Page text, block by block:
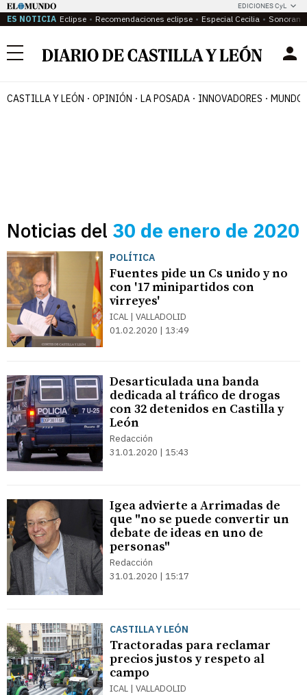
EDICIONES CyL
ES NOTICIA Eclipse Recomendaciones eclipse Especial Cecilia
Menú
CASTILLA Y LEÓN OPINIÓN LA POSADA INNOVADORES MUNDO
Noticias del 30 de enero de 2020
POLÍTICA
Fuentes pide un Cs unido y no
con '17 minipartidos con
virreyes'
ICAL | VALLADOLID
01.02.2020 | 13:49
Desarticulada una banda
dedicada al tráfico de drogas
con 32 detenidos en Castilla y
León
Redacción
31.01.2020 | 15:43
Igea advierte a Arrimadas de
que "no se puede convertir un
debate de ideas en uno de
personas"
Redacción
31.01.2020 | 15:17
CASTILLA Y LEÓN
Tractoradas para reclamar
precios justos y respeto al
campo
ICAL | VALLADOLID